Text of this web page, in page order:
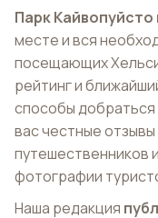
Парк Кайвопуйсто
месте и вся
посещающих
рейтинг и
способы
вас честные
путешественников
фотографии
Наша редакция